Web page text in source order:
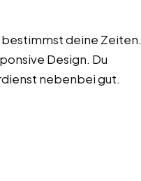
bestimmst deine Zeiten.
Design. Du
nebenbei gut.